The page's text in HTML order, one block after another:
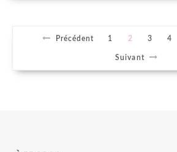
Précédent 1 2 3 4
Suivant